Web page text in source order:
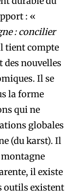
: «
: concilier
tient compte
des nouvelles
Il se
la forme
qui ne
globales
(du karst). Il
montagne
il existe
outils existent